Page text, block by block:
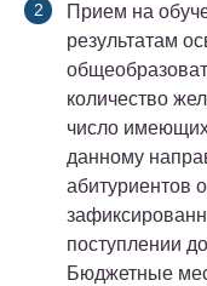
Прием на
результатам
количество
число
данному
абитуриентов
поступлении
Бюджетные